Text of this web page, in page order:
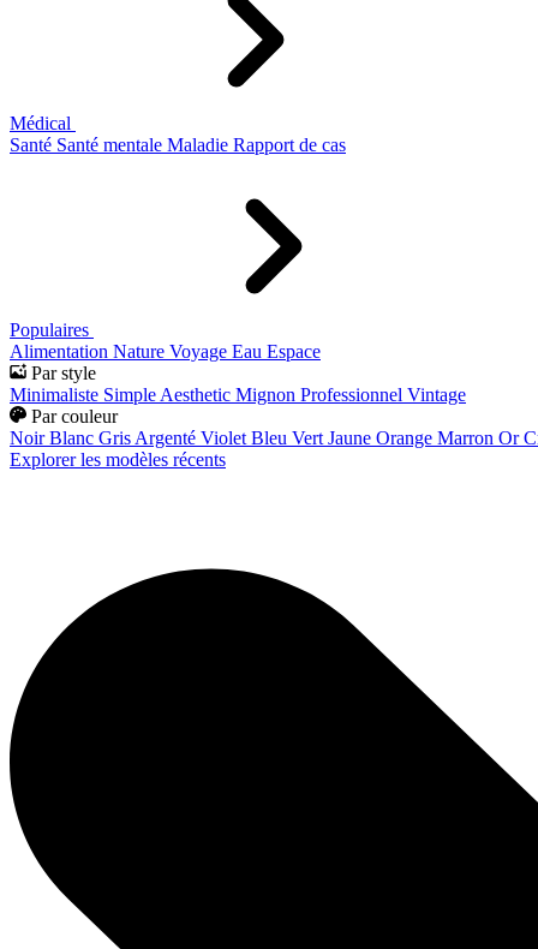
Médical
Santé Santé mentale Maladie Rapport de cas
Populaires
Alimentation Nature Voyage Eau Espace
Par style
Minimaliste Simple Aesthetic Mignon Professionnel Vintage
Par couleur
Noir Blanc Gris Argenté Violet Bleu Vert Jaune Orange Marron Or
Explorer les modèles récents